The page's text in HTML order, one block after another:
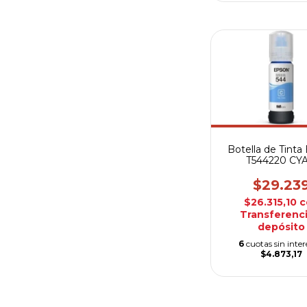
Botella de Tinta
T544220
$26.315,10
depósito
6 cuotas sin
$4.873,17